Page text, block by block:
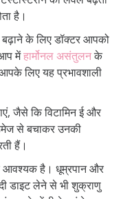
है।
के लिए डॉक्टर आपको
मेंहार्मोनल असंतुलनके
लिए यह प्रभावशाली
जैसे कि विटामिन ई और
से बचाकर उनकी
हैं।
आवश्यक है। धूम्रपान और
डाइट लेने से भी शुक्राणु